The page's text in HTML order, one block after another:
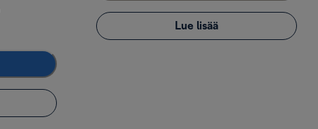
Lue lisää